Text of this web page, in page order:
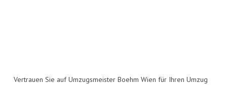
Vertrauen Sie auf Umzugsmeister Boehm Wien für Ihren Umzug